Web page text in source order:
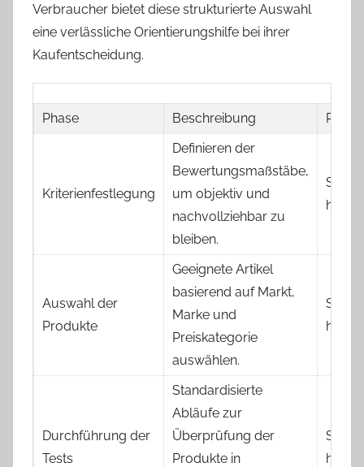
Verbraucher bietet diese strukturierte Auswahl
eine verlässliche Orientierungshilfe bei ihrer
Kaufentscheidung.
Phase Beschreibung
Kriterienfestlegung
Definieren der
Bewertungsmaßstäbe,
um objektiv und
nachvollziehbar zu
bleiben.
Sehr
hoch
Auswahl der
Produkte
Geeignete Artikel
basierend auf Markt,
Marke und
Preiskategorie
auswählen.
Sehr
hoch
Durchführung der
Tests
Standardisierte
Abläufe zur
Überprüfung der
Produkte in
Sehr
hoch